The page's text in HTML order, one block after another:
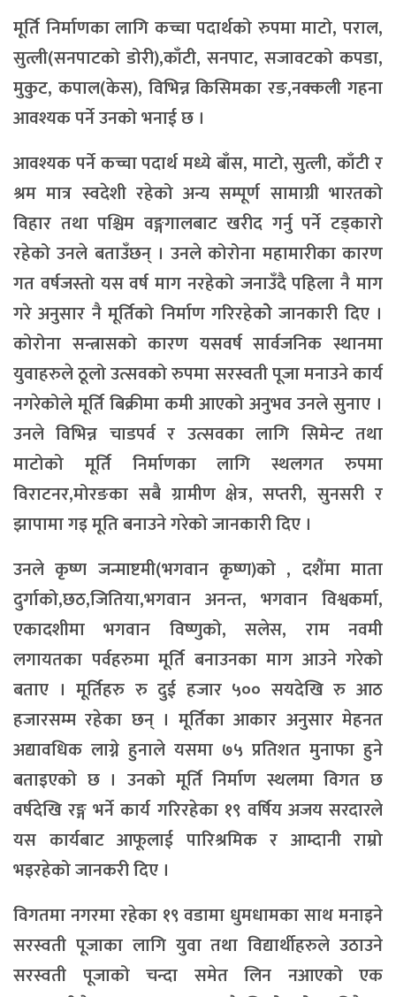
मूर्ति निर्माणका लागि कच्चा पदार्थको रुपमा माटो, पराल,
सुत्ली(सनपाटको डोरी),काँटी, सनपाट, सजावटको कपडा,
मुकुट, कपाल(केस), विभिन्न किसिमका रङ,नक्कली गहना
आवश्यक पर्ने उनको भनाई छ ।
आवश्यक पर्ने कच्चा पदार्थ मध्ये बाँस, माटो, सुत्ली, काँटी र
श्रम मात्र स्वदेशी रहेको अन्य सम्पूर्ण सामाग्री भारतको
विहार तथा पश्चिम वङ्गगालबाट खरीद गर्नु पर्ने टड्कारो
रहेको उनले बताउँछन् । उनले कोरोना महामारीका कारण
गत वर्षजस्तो यस वर्ष माग नरहेको जनाउँदै पहिला नै माग
गरे अनुसार नै मूर्तिको निर्माण गरिरहेकोे जानकारी दिए ।
कोरोना सन्त्रासको कारण यसवर्ष सार्वजनिक स्थानमा
युवाहरुले ठूलो उत्सवको रुपमा सरस्वती पूजा मनाउने कार्य
नगरेकोले मूर्ति बिक्रीमा कमी आएको अनुभव उनले सुनाए ।
उनले विभिन्न चाडपर्व र उत्सवका लागि सिमेन्ट तथा
माटोको मूर्ति निर्माणका लागि स्थलगत रुपमा
विराटनर,मोरङका सबै ग्रामीण क्षेत्र, सप्तरी, सुनसरी र
झापामा गइ मूति बनाउने गरेको जानकारी दिए ।
उनले कृष्ण जन्माष्टमी(भगवान कृष्ण)को , दशैंमा माता
दुर्गाको,छठ,जितिया,भगवान अनन्त, भगवान विश्वकर्मा,
एकादशीमा भगवान विष्णुको, सलेस, राम नवमी
लगायतका पर्वहरुमा मूर्ति बनाउनका माग आउने गरेको
बताए । मूर्तिहरु रु दुई हजार ५०० सयदेखि रु आठ
हजारसम्म रहेका छन् । मूर्तिका आकार अनुसार मेहनत
अद्यावधिक लाग्ने हुनाले यसमा ७५ प्रतिशत मुनाफा हुने
बताइएको छ । उनको मूर्ति निर्माण स्थलमा विगत छ
वर्षदेखि रङ्ग भर्ने कार्य गरिरहेका १९ वर्षिय अजय सरदारले
यस कार्यबाट आफूलाई पारिश्रमिक र आम्दानी राम्रो
भइरहेको जानकरी दिए ।
विगतमा नगरमा रहेका १९ वडामा धुमधामका साथ मनाइने
सरस्वती पूजाका लागि युवा तथा विद्यार्थीहरुले उठाउने
सरस्वती पूजाको चन्दा समेत लिन नआएको एक